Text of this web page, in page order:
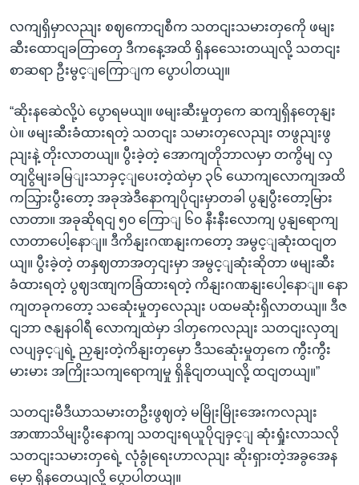
လကျရှိမှာလညျး စဈကောငျစီက သတငျးသမားတှကေို ဖမျး
ဆီးထောငျခတြာတှေ ဒီကနေ့အထိ ရှိနသေေးတယျလို့ သတငျး
စာဆရာ ဦးမွင့ျကြောျက ပွောပါတယျ။
“ဆိုးနဆေဲလို့ပဲ ပွောရမယျ။ ဖမျးဆီးမှုတှကေ ဆကျရှိနတေုနျး
ပဲ။ ဖမျးဆီးခံထားရတဲ့ သတငျး သမားတှလေညျး တဖွညျးဖွ
ညျးနဲ့ တိုးလာတယျ။ ပွီးခဲ့တဲ့ အောကျတိုဘာလမှာ တကွိမျ လှ
တျငွိမျးခမြျးသာခှင့ျပေးတဲ့ထဲမှာ ၃၆ ယောကျလောကျအထိ
ကသြှားပွီးတော့ အခုအဲဒီနောကျပိုငျးမှာတခါ ပွနျပွီးတော့မြား
လာတာ။ အခုဆိုရငျ ၅၀ ကြောျ ၆၀ နီးနီးလောကျ ပွနျရောကျ
လာတာပေါ့နောျ။ ဒီကိနျးဂဏနျးကတော့ အမွင့ျဆုံးထငျတ
ယျ။ ပွီးခဲ့တဲ့ တနှဈတာအတှငျးမှာ အမွင့ျဆုံးဆိုတာ ဖမျးဆီး
ခံထားရတဲ့ ပွဈဒဏျကခြံထားရတဲ့ ကိနျးဂဏနျးပေါ့နောျ။ နော
ကျတခုကတော့ သဆေုံးမှုတှလေညျး ပထမဆုံးရှိလာတယျ။ ဒီဇ
ငျဘာ ဇနျနဝါရီ လောကျထဲမှာ ဒါတှကေလညျး သတငျးလှတျ
လပျခှင့ျရဲ့ ညှနျးတဲ့ကိနျးတှမှော ဒီသဆေုံးမှုတှကေ ကွီးကွီး
မားမား အကြိုးသကျရောကျမှု ရှိနိုငျတယျလို့ ထငျတယျ။”
သတငျးမီဒီယာသမားတဦးဖွဈတဲ့ မမြိုးမြိုးအေးကလညျး
အာဏာသိမျးပွီးနောကျ သတငျးရယူပိုငျခှင့ျ ဆုံးရှုံးလာသလို
သတငျးသမားတှရေဲ့ လုံခွုံရေးဟာလညျး ဆိုးရှားတဲ့အခွအေန
မှော ရှိနတေယျလို့ ပွောပါတယျ။